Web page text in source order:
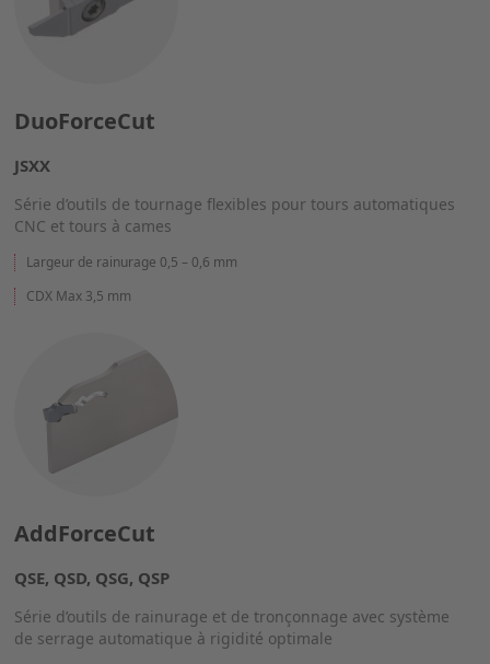
DuoForceCut
JSXX
Série d’outils de tournage flexibles pour tours automatiques
CNC et tours à cames
Largeur de rainurage 0,5 – 0,6 mm
CDX Max 3,5 mm
AddForceCut
QSE, QSD, QSG, QSP
Série d’outils de rainurage et de tronçonnage avec système
de serrage automatique à rigidité optimale